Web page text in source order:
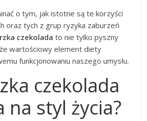
o tym, jak istotne są te korzyści
oraz tych z grup ryzyka zaburzeń
czekolada to nie tylko pyszny
wartościowy element diety
funkcjonowaniu naszego umysłu.
czekolada
na styl życia?